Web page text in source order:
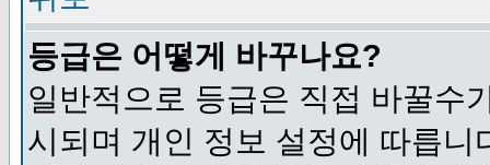
등급은 어떻게 바꾸나요?
일반적으로 등급은 직접 바꿀수
시되며 개인 정보 설정에 따릅